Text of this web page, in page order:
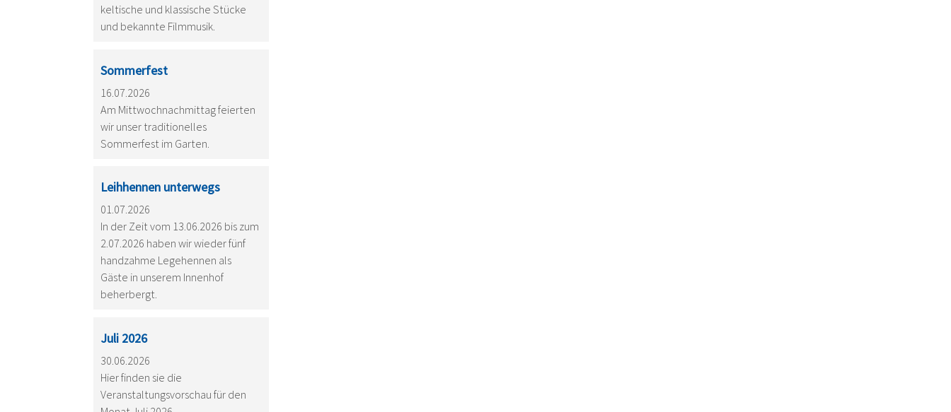
keltische und klassische Stücke
und bekannte Filmmusik.
Sommerfest
16.07.2026
Am Mittwochnachmittag feierten
wir unser traditionelles
Sommerfest im Garten.
Leihhennen unterwegs
01.07.2026
In der Zeit vom 13.06.2026 bis zum
2.07.2026 haben wir wieder fünf
handzahme Legehennen als
Gäste in unserem Innenhof
beherbergt.
Juli 2026
30.06.2026
Hier finden sie die
Veranstaltungsvorschau für den